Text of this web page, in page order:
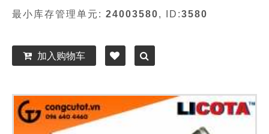
最小库存管理单元: 24003580, ID:3580
加入购物车